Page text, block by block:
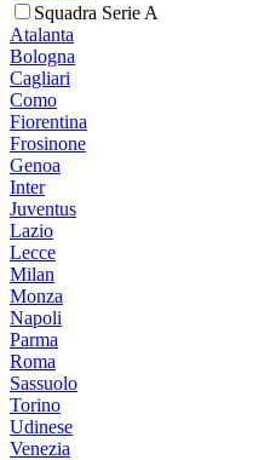
Squadra Serie A
Atalanta
Bologna
Cagliari
Como
Fiorentina
Frosinone
Genoa
Inter
Juventus
Lazio
Lecce
Milan
Monza
Napoli
Parma
Roma
Sassuolo
Torino
Udinese
Venezia